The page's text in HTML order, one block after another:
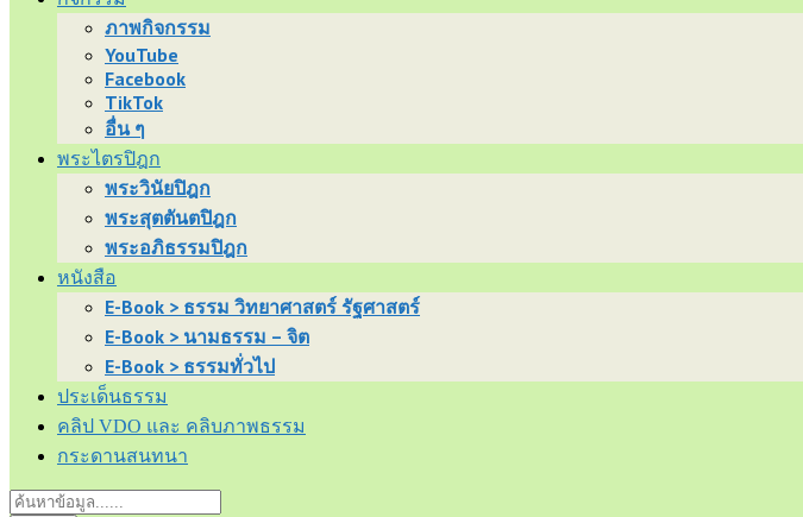
ภาพกิจกรรม
YouTube
Facebook
TikTok
อื่น ๆ
พระไตรปิฎก
พระวินัยปิฎก
พระสุตตันตปิฎก
พระอภิธรรมปิฎก
หนังสือ
E-Book > ธรรม วิทยาศาสตร์ รัฐศาสตร์
E-Book > นามธรรม – จิต
E-Book > ธรรมทั่วไป
ประเด็นธรรม
คลิป VDO และ คลิบภาพธรรม
กระดานสนทนา